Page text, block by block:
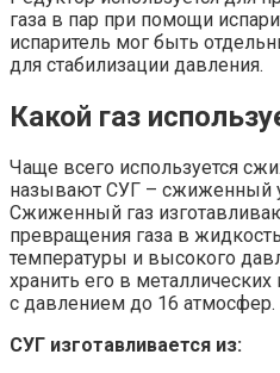
газа в пар при помощи
испаритель мог быть
для стабилизации давления.
Какой газ
Чаще всего используется
называют СУГ – сжиженный
Сжиженный газ
превращения газа в
температуры и высокого
хранить его в
с давлением до 16 атмосфер.
СУГ изготавливается из: